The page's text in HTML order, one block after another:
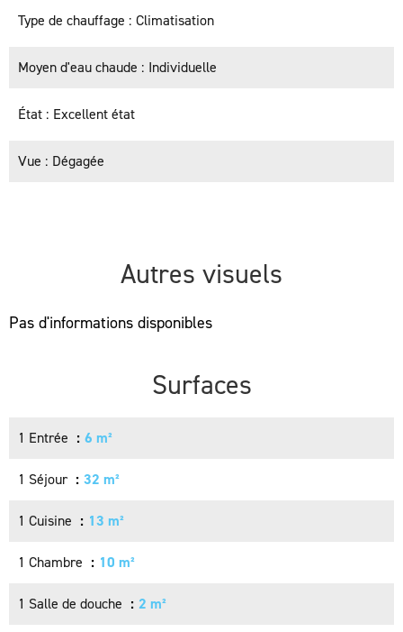
Type de chauffage Climatisation
Moyen d'eau chaude Individuelle
État Excellent état
Vue Dégagée
Autres visuels
Pas d'informations disponibles
Surfaces
1 Entrée 6 m²
1 Séjour 32 m²
1 Cuisine 13 m²
1 Chambre 10 m²
1 Salle de douche 2 m²